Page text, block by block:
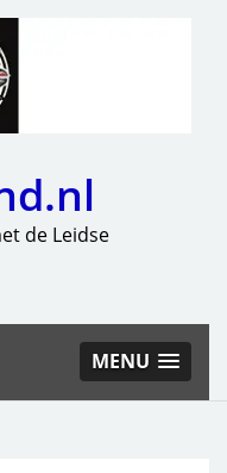
de Leidse
MENU